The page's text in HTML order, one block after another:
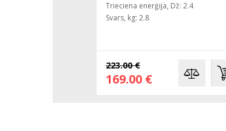
Trieciena enerģija, Dž: 2.4
Svars, kg: 2.8
223.00 €
169.00 €